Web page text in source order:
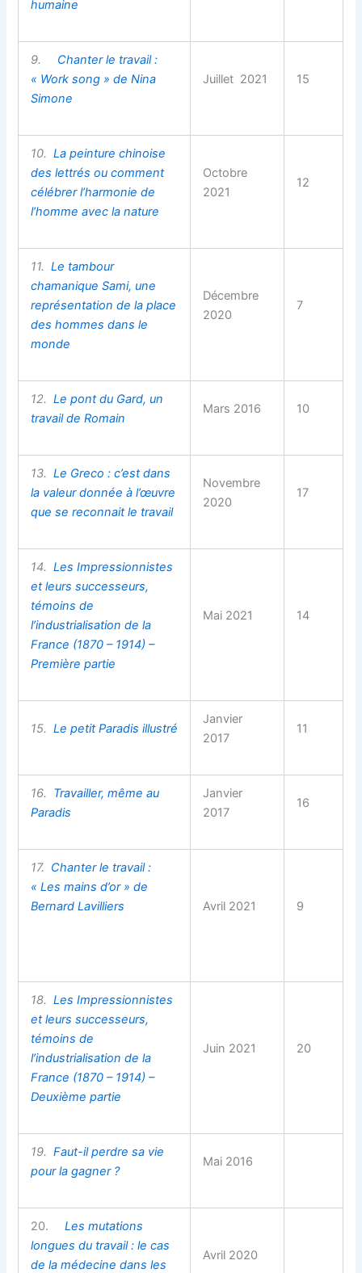
humaine
9. Chanter le travail :
« Work song » de Nina
Simone
Juillet 2021 15
10.La peinture chinoise
des lettrés ou comment
célébrer l’harmonie de
l’homme avec la nature
Octobre
2021
12
11.Le tambour
chamanique Sami, une
représentation de la place
des hommes dans le
monde
Décembre
2020
7
12.Le pont du Gard, un
travail de Romain
Mars 2016 10
13.Le Greco : c’est dans
la valeur donnée à l’œuvre
que se reconnait le travail
Novembre
2020
17
14.Les Impressionnistes
et leurs successeurs,
témoins de
l’industrialisation de la
France (1870 – 1914) –
Première partie
Mai 2021 14
15.Le petit Paradis illustré
Janvier
2017
11
16. Travailler, même au
Paradis
Janvier
2017
16
17. Chanter le travail :
« Les mains d’or » de
Bernard Lavilliers
Avril 2021 9
18.Les Impressionnistes
et leurs successeurs,
témoins de
l’industrialisation de la
France (1870 – 1914) –
Deuxième partie
Juin 2021 20
19.Faut-il perdre sa vie
pour la gagner ?
Mai 2016
20.Les mutations
longues du travail : le cas
de la médecine dans les
Avril 2020